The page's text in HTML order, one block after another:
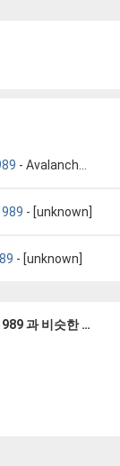
- Avalanche - Johnny Johnny Come Home 1989
- [unknown]
- [unknown]
Avalanche - Johnny Johnny Come Home 1989 과 비슷한 벨소리들